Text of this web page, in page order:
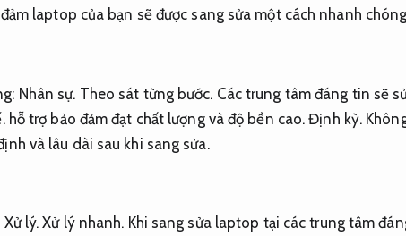
laptop của bạn sẽ được sang sửa một cách nhanh
Nhân sự. Theo sát từng bước. Các trung tâm đáng tin sẽ
hỗ trợ bảo đảm đạt chất lượng và độ bền cao.Định kỳ.
và lâu dài sau khi sang sửa.
Xử lý. Xử lý nhanh. Khi sang sửa laptop tại các trung tâm